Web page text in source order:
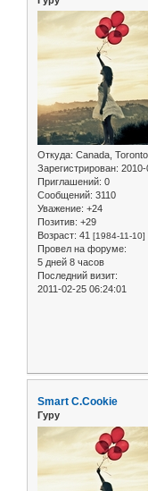
Откуда: Canada, Toronto
Зарегистрирован:
Приглашений: 0
Сообщений: 3110
Уважение: +24
Позитив: +29
Возраст: 41 [1984-11-10]
Провел на форуме:
5 дней 8 часов
Последний визит:
2011-02-25 06:24:01
Smart C.Cookie
Гуру